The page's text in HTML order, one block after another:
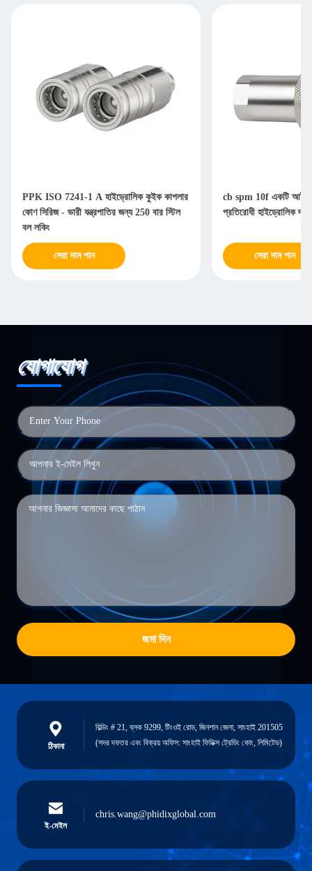
PPK ISO 7241-1 A হাইড্রোলিক কুইক কাপলার
কোণ সিরিজ - ভারী যন্ত্রপাতির জন্য 250 বার স্টিল
বল লকিং
সেরা দাম পান
cb spm 10f একটি
প্রতিরোধী হাইড্রোলিক
সেরা দাম পান
যোগাযোগ
জমা দিন
ঠিকানা
বিল্ডিং # 21, ব্লক 9299, টিংওই রোড, জিনশান জেলা, সাংহাই 201505
(সদর দফতর এবং বিক্রয় অফিস: সাংহাই ফিডিক্স ট্রেডিং কোং, লিমিটেড)
ই-মেইল
chris.wang@phidixglobal.com